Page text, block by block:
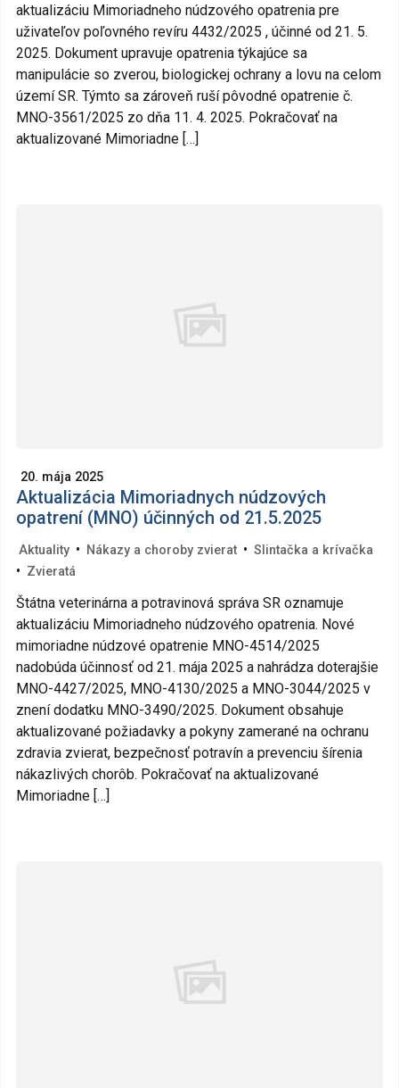
aktualizáciu Mimoriadneho núdzového opatrenia pre
uživateľov poľovného revíru 4432/2025 , účinné od 21. 5.
2025. Dokument upravuje opatrenia týkajúce sa
manipulácie so zverou, biologickej ochrany a lovu na celom
území SR. Týmto sa zároveň ruší pôvodné opatrenie č.
MNO-3561/2025 zo dňa 11. 4. 2025. Pokračovať na
aktualizované Mimoriadne […]
20. mája 2025
Aktualizácia Mimoriadnych núdzových
opatrení (MNO) účinných od 21.5.2025
Aktuality • Nákazy a choroby zvierat • Slintačka a krívačka
• Zvieratá
Štátna veterinárna a potravinová správa SR oznamuje
aktualizáciu Mimoriadneho núdzového opatrenia. Nové
mimoriadne núdzové opatrenie MNO-4514/2025
nadobúda účinnosť od 21. mája 2025 a nahrádza doterajšie
MNO-4427/2025, MNO-4130/2025 a MNO-3044/2025 v
znení dodatku MNO-3490/2025. Dokument obsahuje
aktualizované požiadavky a pokyny zamerané na ochranu
zdravia zvierat, bezpečnosť potravín a prevenciu šírenia
nákazlivých chorôb. Pokračovať na aktualizované
Mimoriadne […]